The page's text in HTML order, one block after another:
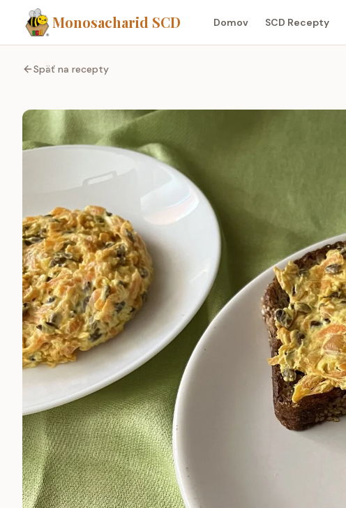
Monosacharid SCD Domov SCD Recepty
Späť na recepty